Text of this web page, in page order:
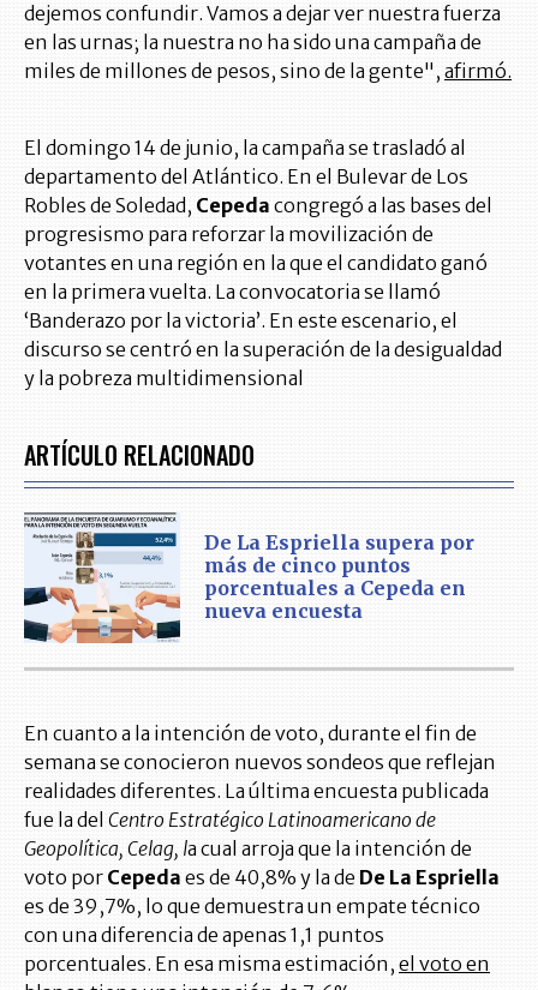
dejemos confundir. Vamos a dejar ver nuestra fuerza
en las urnas; la nuestra no ha sido una campaña de
miles de millones de pesos, sino de la gente", afirmó.
El domingo 14 de junio, la campaña se trasladó al
departamento del Atlántico. En el Bulevar de Los
Robles de Soledad, Cepeda congregó a las bases del
progresismo para reforzar la movilización de
votantes en una región en la que el candidato ganó
en la primera vuelta. La convocatoria se llamó
‘Banderazo por la victoria’. En este escenario, el
discurso se centró en la superación de la desigualdad
y la pobreza multidimensional
ARTÍCULO RELACIONADO
De La Espriella supera por
más de cinco puntos
porcentuales a Cepeda en
nueva encuesta
En cuanto a la intención de voto, durante el fin de
semana se conocieron nuevos sondeos que reflejan
realidades diferentes. La última encuesta publicada
fue la del Centro Estratégico Latinoamericano de
Geopolítica, Celag, la cual arroja que la intención de
voto por Cepeda es de 40,8% y la de De La Espriella
es de 39,7%, lo que demuestra un empate técnico
con una diferencia de apenas 1,1 puntos
porcentuales. En esa misma estimación, el voto en